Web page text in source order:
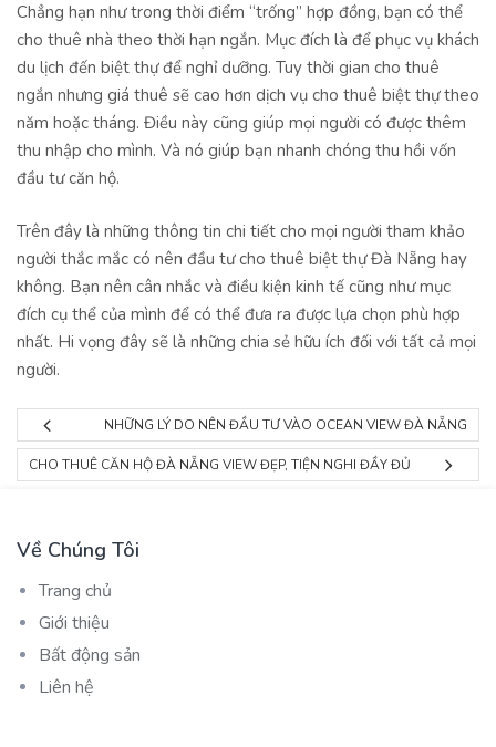
Chẳng hạn như trong thời điểm “trống” hợp đồng, bạn có thể
cho thuê nhà theo thời hạn ngắn. Mục đích là để phục vụ khách
du lịch đến biệt thự để nghỉ dưỡng. Tuy thời gian cho thuê
ngắn nhưng giá thuê sẽ cao hơn dịch vụ cho thuê biệt thự theo
năm hoặc tháng. Điều này cũng giúp mọi người có được thêm
thu nhập cho mình. Và nó giúp bạn nhanh chóng thu hồi vốn
đầu tư căn hộ.
Trên đây là những thông tin chi tiết cho mọi người tham khảo
người thắc mắc có nên đầu tư cho thuê biệt thự Đà Nẵng hay
không. Bạn nên cân nhắc và điều kiện kinh tế cũng như mục
đích cụ thể của mình để có thể đưa ra được lựa chọn phù hợp
nhất. Hi vọng đây sẽ là những chia sẻ hữu ích đối với tất cả mọi
người.
NHỮNG LÝ DO NÊN ĐẦU TƯ VÀO OCEAN VIEW ĐÀ NẴNG
CHO THUÊ CĂN HỘ ĐÀ NẴNG VIEW ĐẸP, TIỆN NGHI ĐẦY ĐỦ
Về Chúng Tôi
Trang chủ
Giới thiệu
Bất động sản
Liên hệ